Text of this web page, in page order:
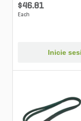
$46.81
Each
Inicie